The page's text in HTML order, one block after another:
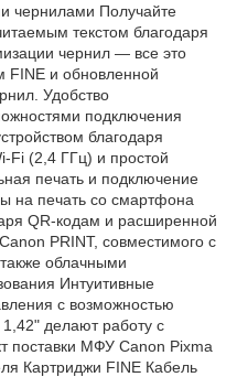
чернилами Получайте
текстом благодаря
чернил — все это
FINE и обновленной
Удобство
подключения
благодаря
Fi (2,4 ГГц) и простой
печать и подключение
на печать со смартфона
QR-кодам и расширенной
PRINT, совместимого с
облачными
Интуитивные
с возможностью
делают работу с
поставки МФУ Canon Pixma
Картриджи FINE Кабель